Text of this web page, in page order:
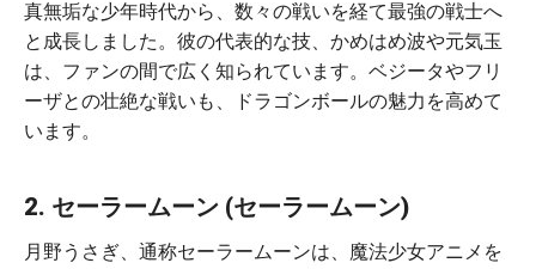
真無垢な少年時代から、数々の戦いを経て最強の戦士へ
と成長しました。彼の代表的な技、かめはめ波や元気玉
は、ファンの間で広く知られています。ベジータやフリ
ーザとの壮絶な戦いも、ドラゴンボールの魅力を高めて
います。
2. セーラームーン (セーラームーン)
月野うさぎ、通称セーラームーンは、魔法少女アニメを